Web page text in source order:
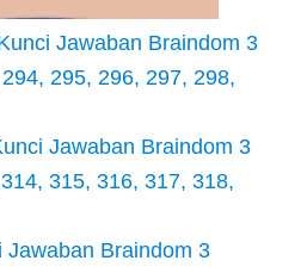
Jawaban Braindom 3
295, 296, 297, 298,
Jawaban Braindom 3
315, 316, 317, 318,
Jawaban Braindom 3